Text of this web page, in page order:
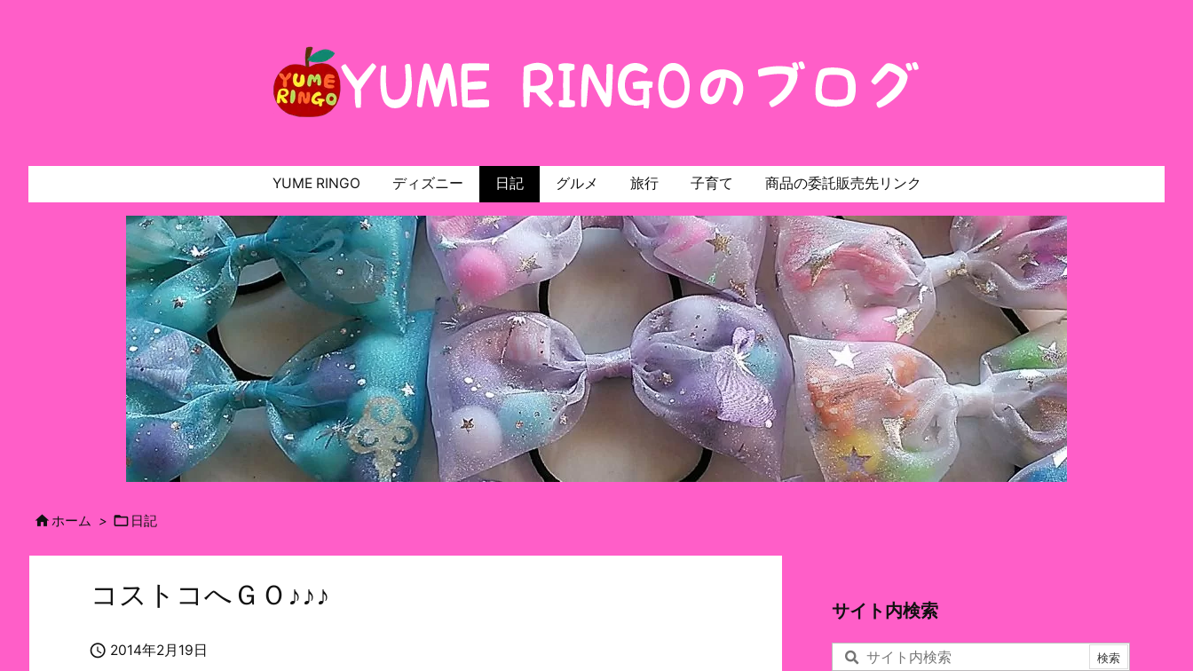
YUME RINGO ディズニー 日記 グルメ 旅行 子育て 商品の委託販売先リンク
ホーム >  日記
コストコへＧＯ♪♪♪
 2014年2月19日
サイト内検索